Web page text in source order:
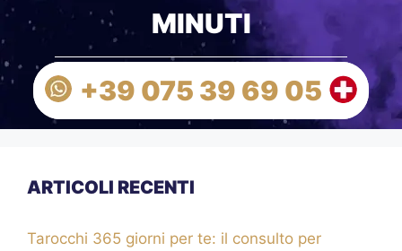
MINUTI
+39 075 39 69 05
ARTICOLI RECENTI
Tarocchi 365 giorni per te: il consulto per